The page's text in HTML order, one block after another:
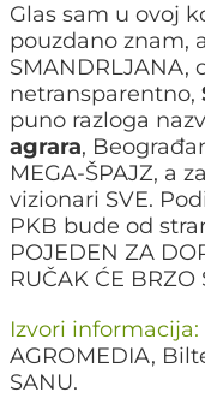
Glas sam u ovoj
pouzdano znam,
SMANDRLJANA,
netransparentno,
puno razloga
agrara,
MEGA-ŠPAJZ, a
vizionari SVE.
PKB bude od
POJEDEN ZA
RUČAK ĆE BRZO
Izvori informacija:
AGROMEDIA,
SANU.